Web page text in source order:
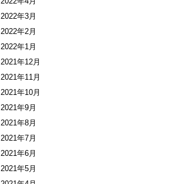
2022年3月
2022年2月
2022年1月
2021年12月
2021年11月
2021年10月
2021年9月
2021年8月
2021年7月
2021年6月
2021年5月